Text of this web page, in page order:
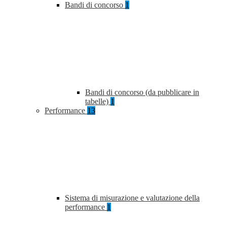
Bandi di concorso 1
Bandi di concorso (da pubblicare in
tabelle) 1
Performance 13
Sistema di misurazione e valutazione della
performance 1